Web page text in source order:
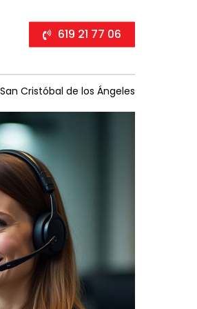
619 21 77 06
San Cristóbal de los Ángeles